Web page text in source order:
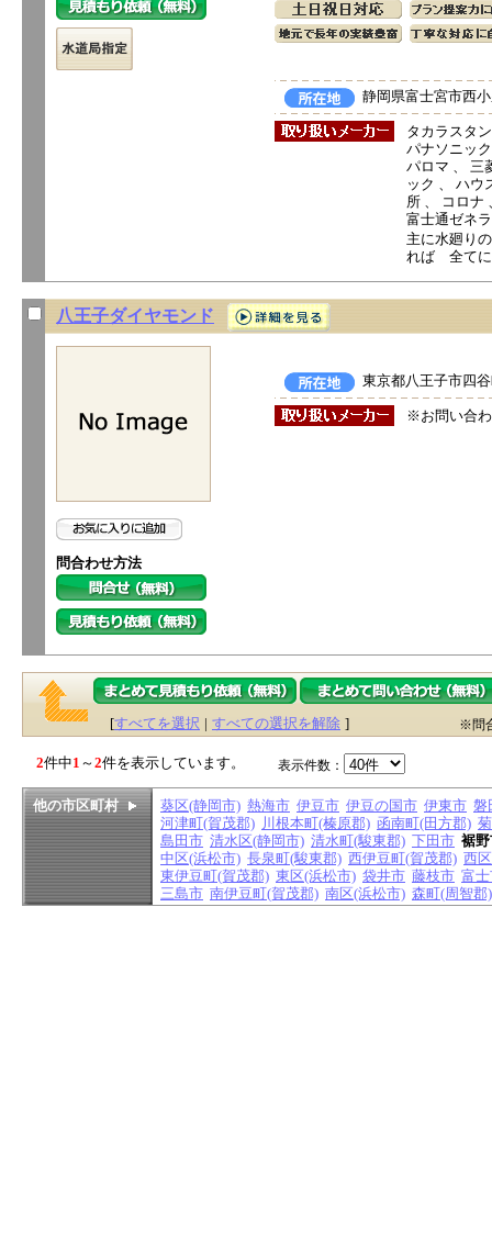
静岡県富士宮市西
タカラスタ
パナソニッ
パロマ 、 三
ック 、 ハウ
所 、 コロナ
富士通ゼネ
主に水廻り
れば 全てに
八王子ダイヤモンド
問合わせ方法
東京都八王子市四
※お問い合
[すべてを選択 | すべての選択を解除 ] ※問
2件中1 ～2件を表示しています。 表示件数：
他の市区町村 葵区(静岡市) 熱海市 伊豆市 伊豆の国市 伊東市 磐
河津町(賀茂郡) 川根本町(榛原郡) 函南町(田方郡)
島田市 清水区(静岡市) 清水町(駿東郡) 下田市 裾
中区(浜松市) 長泉町(駿東郡) 西伊豆町(賀茂郡) 西
東伊豆町(賀茂郡) 東区(浜松市) 袋井市 藤枝市 富
三島市 南伊豆町(賀茂郡) 南区(浜松市) 森町(周智郡)